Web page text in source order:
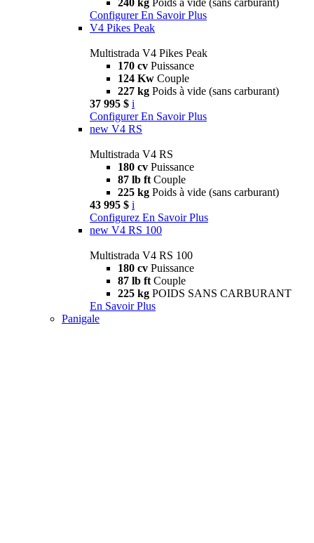
240 kg Poids à vide (sans carburant)
Configurer En Savoir Plus
V4 Pikes Peak
Multistrada V4 Pikes Peak
170 cv Puissance
124 Kw Couple
227 kg Poids à vide (sans carburant)
37 995 $ i
Configurer En Savoir Plus
new V4 RS
Multistrada V4 RS
180 cv Puissance
87 lb ft Couple
225 kg Poids à vide (sans carburant)
43 995 $ i
Configurez En Savoir Plus
new V4 RS 100
Multistrada V4 RS 100
180 cv Puissance
87 lb ft Couple
225 kg POIDS SANS CARBURANT
En Savoir Plus
Panigale